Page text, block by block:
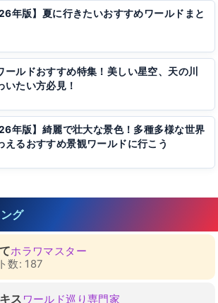
年版】夏に行きたいおすすめワールドまと
ールドおすすめ特集！美しい星空、天の川
いたい方必見！
年版】綺麗で壮大な景色！多種多様な世界
えるおすすめ景観ワールドに行こう
グ
ホラワマスター
数: 187
ス ワールド巡り専門家